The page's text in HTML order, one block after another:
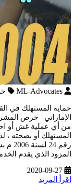
ML-Advocates
حماية المستهلك في
الإماراتي حرص
من أي عملية غش أو
المستهلك أو بصحته ،
رقم
المزود الذي يقدم
2020-09-27
اقرأ المزيد